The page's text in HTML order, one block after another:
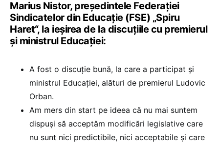
Marius Nistor, președintele Federației
Sindicatelor din Educație (FSE) „Spiru
Haret“, la ieșirea de la discuțiile cu premierul
și ministrul Educației:
A fost o discuție bună, la care a participat și
ministrul Educației, alături de premierul Ludovic
Orban.
Am mers din start pe ideea că nu mai suntem
dispuși să acceptăm modificări legislative care
nu sunt nici predictibile, nici acceptabile și care